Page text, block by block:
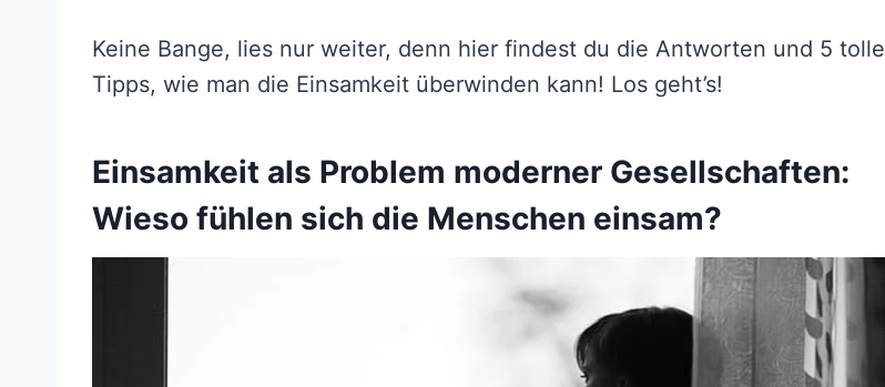
Keine Bange, lies nur weiter, denn hier findest du die Antworten und 5 tolle
Tipps, wie man die Einsamkeit überwinden kann! Los geht’s!
Einsamkeit als Problem moderner Gesellschaften:
Wieso fühlen sich die Menschen einsam?